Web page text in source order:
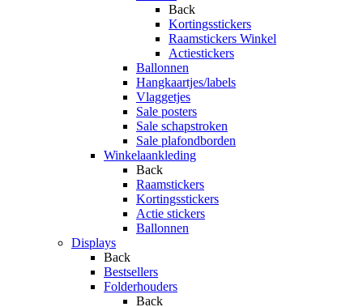
Back
Kortingsstickers
Raamstickers Winkel
Actiestickers
Ballonnen
Hangkaartjes/labels
Vlaggetjes
Sale posters
Sale schapstroken
Sale plafondborden
Winkelaankleding
Back
Raamstickers
Kortingsstickers
Actie stickers
Ballonnen
Displays
Back
Bestsellers
Folderhouders
Back